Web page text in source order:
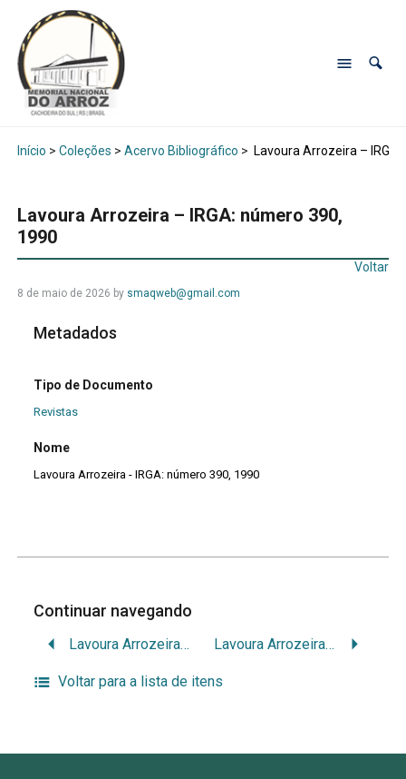
Início > Coleções > Acervo Bibliográfico > Lavoura Arrozeira –
Lavoura Arrozeira – IRGA: número 390,
1990
Voltar
8 de maio de 2026 by smaqweb@gmail.com
Metadados
Tipo de Documento
Revistas
Nome
Lavoura Arrozeira - IRGA: número 390, 1990
Continuar navegando
Lavoura Arrozeira – IRGA: número 389, 1990 Lavoura Arrozeira – IRGA: número 391, 1990
Voltar para a lista de itens